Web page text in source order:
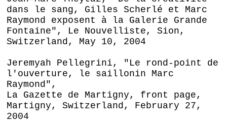
dans le sang, Gilles Scherlé et Marc
Raymond exposent à la Galerie Grande
Fontaine", Le Nouvelliste, Sion,
Switzerland, May 10, 2004
Jeremyah Pellegrini, "Le rond-point de
l'ouverture, le saillonin Marc
Raymond",
La Gazette de Martigny, front page,
Martigny, Switzerland, February 27,
2004